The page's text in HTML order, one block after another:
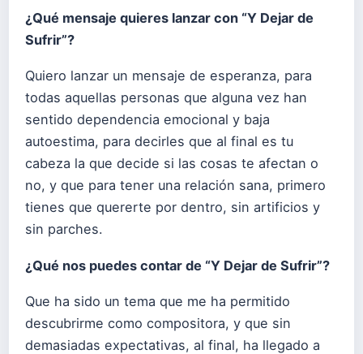
¿Qué mensaje quieres lanzar con “Y Dejar de
Sufrir”?
Quiero lanzar un mensaje de esperanza, para
todas aquellas personas que alguna vez han
sentido dependencia emocional y baja
autoestima, para decirles que al final es tu
cabeza la que decide si las cosas te afectan o
no, y que para tener una relación sana, primero
tienes que quererte por dentro, sin artificios y
sin parches.
¿Qué nos puedes contar de “Y Dejar de Sufrir”?
Que ha sido un tema que me ha permitido
descubrirme como compositora, y que sin
demasiadas expectativas, al final, ha llegado a